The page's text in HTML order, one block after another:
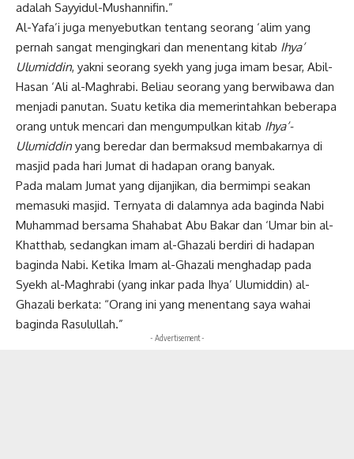
adalah Sayyidul-Mushannifin.”
Al-Yafa’i juga menyebutkan tentang seorang ‘alim yang
pernah sangat mengingkari dan menentang kitab Ihya’
Ulumiddin, yakni seorang syekh yang juga imam besar, Abil-
Hasan ‘Ali al-Maghrabi. Beliau seorang yang berwibawa dan
menjadi panutan. Suatu ketika dia memerintahkan beberapa
orang untuk mencari dan mengumpulkan kitab Ihya’-
Ulumiddin yang beredar dan bermaksud membakarnya di
masjid pada hari Jumat di hadapan orang banyak.
Pada malam Jumat yang dijanjikan, dia bermimpi seakan
memasuki masjid. Ternyata di dalamnya ada baginda Nabi
Muhammad bersama Shahabat Abu Bakar dan ‘Umar bin al-
Khatthab, sedangkan imam al-Ghazali berdiri di hadapan
baginda Nabi. Ketika Imam al-Ghazali menghadap pada
Syekh al-Maghrabi (yang inkar pada Ihya’ Ulumiddin) al-
Ghazali berkata: “Orang ini yang menentang saya wahai
baginda Rasulullah.”
- Advertisement -